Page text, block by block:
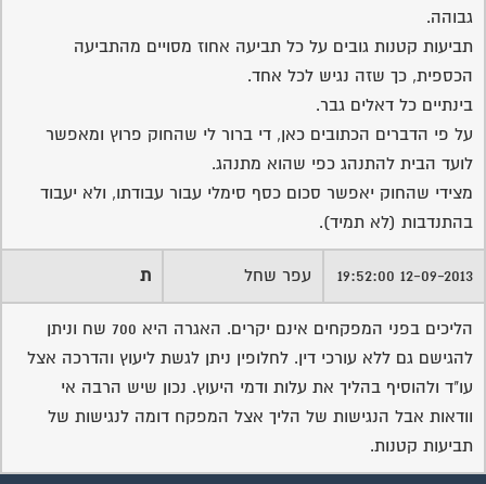
גבוהה.
תביעות קטנות גובים על כל תביעה אחוז מסויים מהתביעה
הכספית, כך שזה נגיש לכל אחד.
בינתיים כל דאלים גבר.
על פי הדברים הכתובים כאן, די ברור לי שהחוק פרוץ ומאפשר
לועד הבית להתנהג כפי שהוא מתנהג.
מצידי שהחוק יאפשר סכום כסף סימלי עבור עבודתו, ולא יעבוד
בהתנדבות (לא תמיד).
12-09-2013 19:52:00 עפר שחל ת
הליכים בפני המפקחים אינם יקרים. האגרה היא 700 שח וניתן
להגישם גם ללא עורכי דין. לחלופין ניתן לגשת ליעוץ והדרכה אצל
עו"ד ולהוסיף בהליך את עלות ודמי היעוץ. נכון שיש הרבה אי
וודאות אבל הנגישות של הליך אצל המפקח דומה לנגישות של
תביעות קטנות.